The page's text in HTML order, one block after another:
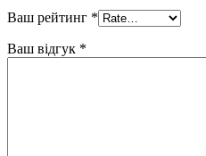
Ваш рейтинг *
Ваш відгук *